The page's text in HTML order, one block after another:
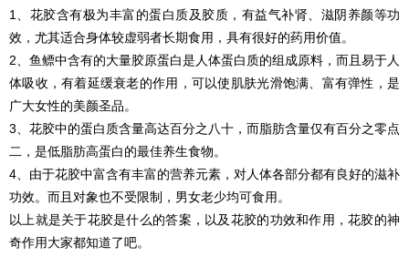
1、花胶含有极为丰富的蛋白质及胶质，有益气补肾、滋阴养颜等功
效，尤其适合身体较虚弱者长期食用，具有很好的药用价值。
2、鱼鳔中含有的大量胶原蛋白是人体蛋白质的组成原料，而且易于人
体吸收，有着延缓衰老的作用，可以使肌肤光滑饱满、富有弹性，是
广大女性的美颜圣品。
3、花胶中的蛋白质含量高达百分之八十，而脂肪含量仅有百分之零点
二，是低脂肪高蛋白的最佳养生食物。
4、由于花胶中富含有丰富的营养元素，对人体各部分都有良好的滋补
功效。而且对象也不受限制，男女老少均可食用。
以上就是关于花胶是什么的答案，以及花胶的功效和作用，花胶的神
奇作用大家都知道了吧。